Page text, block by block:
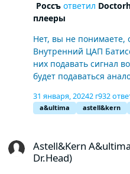
Россъответил
плееры
Нет, вы не
Внутренний ЦАП
них подавать сигнал
будет подаваться
именно цифровой
DAC наушников, чтобы
Проблема в том, что
usb-c не такой сигнал
31 января, 20242 г932
a&ultima astell&kern
Astell&Kern
Dr.Head)